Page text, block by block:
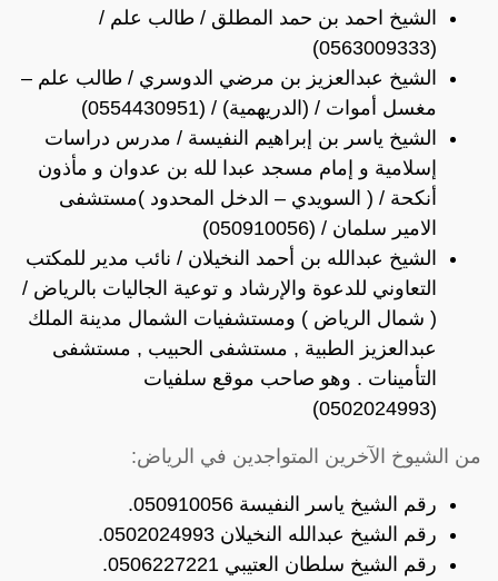
الشيخ احمد بن حمد المطلق / طالب علم /
(0563009333)
الشيخ عبدالعزيز بن مرضي الدوسري / طالب علم –
مغسل أموات / (الدريهمية) / (0554430951)
الشيخ ياسر بن إبراهيم النفيسة / مدرس دراسات
إسلامية و إمام مسجد عبدا لله بن عدوان و مأذون
أنكحة / ( السويدي – الدخل المحدود )مستشفى
الامير سلمان / (050910056)
الشيخ عبدالله بن أحمد النخيلان / نائب مدير للمكتب
التعاوني للدعوة والإرشاد و توعية الجاليات بالرياض /
( شمال الرياض ) ومستشفيات الشمال مدينة الملك
عبدالعزيز الطبية , مستشفى الحبيب , مستشفى
التأمينات . وهو صاحب موقع سلفيات
(0502024993)
من الشيوخ الآخرين المتواجدين في الرياض:
رقم الشيخ ياسر النفيسة 050910056.
رقم الشيخ عبدالله النخيلان 0502024993.
رقم الشيخ سلطان العتيبي 0506227221.